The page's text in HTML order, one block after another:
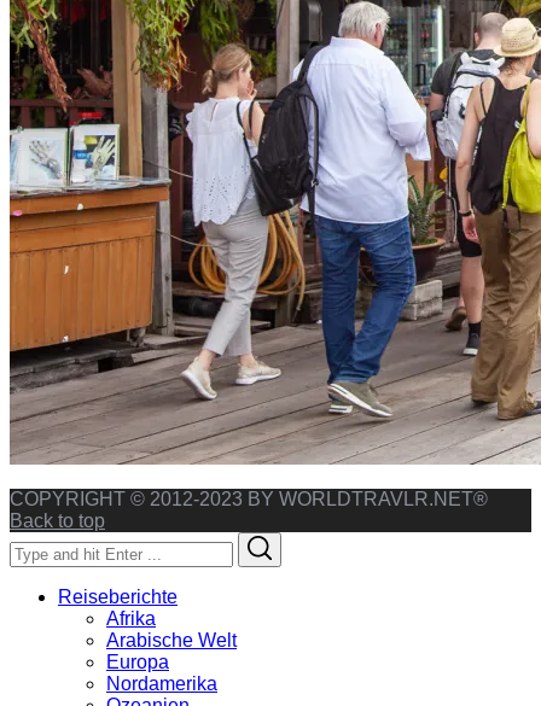
COPYRIGHT © 2012-2023 BY WORLDTRAVLR.NET®
Back to top
Search
for:
Reiseberichte
Afrika
Arabische Welt
Europa
Nordamerika